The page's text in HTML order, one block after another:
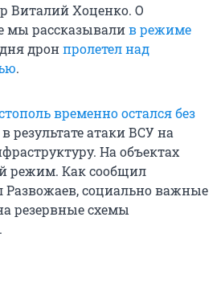
Виталий Хоценко. О
мы рассказывалив режиме
дронпролетел над
.
временно остался без
в результате атаки ВСУ на
На объектах
режим. Как сообщил
Развожаев, социально важные
резервные схемы